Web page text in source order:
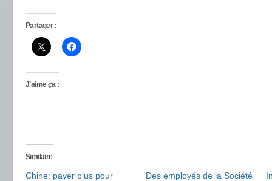
Partager :
J’aime ça :
Similaire
Chine: payer plus pour
Des employés de la Société